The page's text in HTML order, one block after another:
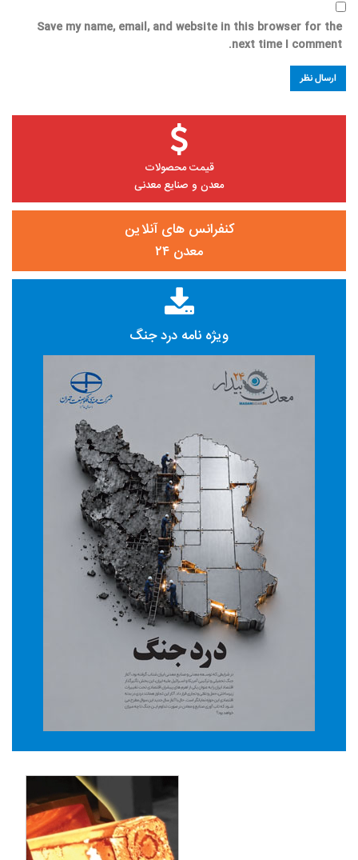
Save my name, email, and website in this browser for the
next time I comment.
قیمت محصولات
معدن و صنایع معدنی
کنفرانس های آنلاین
معدن ۲۴
ویژه نامه درد جنگ